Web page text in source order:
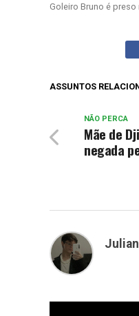
Goleiro Bruno é
ASSUNTOS
NÃO PERCA
Mãe de
negada